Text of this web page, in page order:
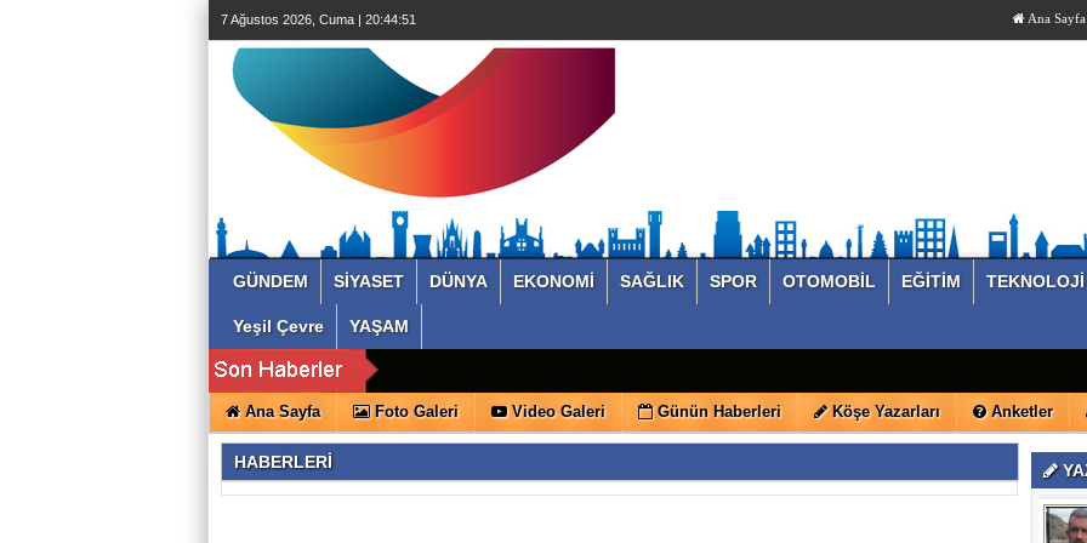
7 Ağustos 2026, Cuma | 20:44:52 Ana Sayfa
GÜNDEM SİYASET DÜNYA EKONOMİ SAĞLIK SPOR OTOMOBİL EĞİTİM TEKNOLOJİ
Yeşil Çevre YAŞAM
Ana Sayfa Foto Galeri Video Galeri Günün Haberleri Köşe Yazarları Anketler
HABERLERİ